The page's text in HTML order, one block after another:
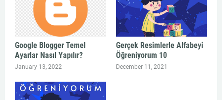
Google Blogger Temel
Ayarlar Nasıl Yapılır?
January 13, 2022
Gerçek Resimlerle Alfabeyi
Öğreniyorum 10
December 11, 2021